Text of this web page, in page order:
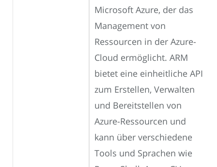
Microsoft Azure, der das
Management von
Ressourcen in der Azure-
Cloud ermöglicht. ARM
bietet eine einheitliche API
zum Erstellen, Verwalten
und Bereitstellen von
Azure-Ressourcen und
kann über verschiedene
Tools und Sprachen wie